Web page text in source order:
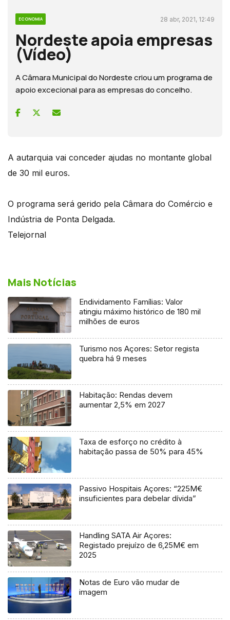
ECONOMIA 28 abr, 2021, 12:49
Nordeste apoia empresas
(Vídeo)
A Câmara Municipal do Nordeste criou um programa de
apoio excecional para as empresas do concelho.
A autarquia vai conceder ajudas no montante global
de 30 mil euros.
O programa será gerido pela Câmara do Comércio e
Indústria de Ponta Delgada.
Telejornal
Mais Notícias
Endividamento Famílias: Valor
atingiu máximo histórico de 180 mil
milhões de euros
Turismo nos Açores: Setor regista
quebra há 9 meses
Habitação: Rendas devem
aumentar 2,5% em 2027
Taxa de esforço no crédito à
habitação passa de 50% para 45%
Passivo Hospitais Açores: “225M€
insuficientes para debelar dívida”
Handling SATA Air Açores:
Registado prejuízo de 6,25M€ em
2025
Notas de Euro vão mudar de
imagem